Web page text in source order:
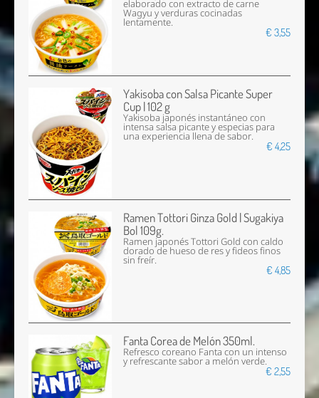
elaborado con extracto de carne
Wagyu y verduras cocinadas
lentamente.
€ 3,55
Yakisoba con Salsa Picante Super
Cup | 102 g
Yakisoba japonés instantáneo con
intensa salsa picante y especias para
una experiencia llena de sabor.
€ 4,25
Ramen Tottori Ginza Gold | Sugakiya
Bol 109g.
Ramen japonés Tottori Gold con caldo
dorado de hueso de res y fideos finos
sin freír.
€ 4,85
Fanta Corea de Melón 350ml.
Refresco coreano Fanta con un intenso
y refrescante sabor a melón verde.
€ 2,55